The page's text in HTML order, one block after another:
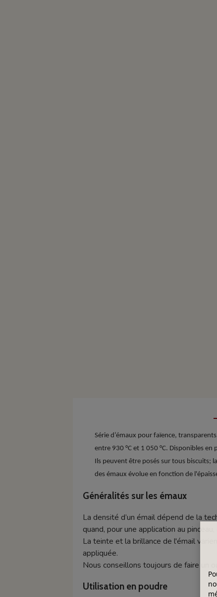
Série d’émaux pour faïence,
entre 930 °C et 1 050 °C. Disponibles
Ils peuvent être posés sur tous biscuits;
des émaux évolue en fonction de
Généralités sur les émaux
La densité d’un émail dépend de la
quand, pour une application au
La teinte et la brillance de l'émail
appliquée.
Nous conseillons toujours de faire un
Utilisation en poudre